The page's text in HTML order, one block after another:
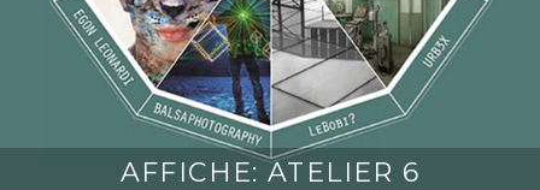
AFFICHE: ATELIER 6